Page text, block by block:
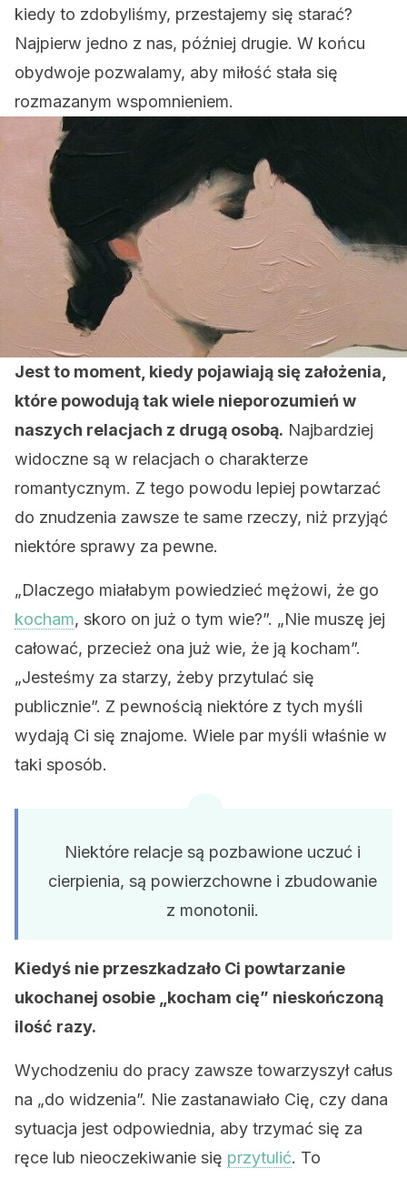
kiedy to zdobyliśmy, przestajemy się starać?
Najpierw jedno z nas, później drugie. W końcu
obydwoje pozwalamy, aby miłość stała się
rozmazanym wspomnieniem.
Jest to moment, kiedy pojawiają się założenia,
które powodują tak wiele nieporozumień w
naszych relacjach z drugą osobą. Najbardziej
widoczne są w relacjach o charakterze
romantycznym. Z tego powodu lepiej powtarzać
do znudzenia zawsze te same rzeczy, niż przyjąć
niektóre sprawy za pewne.
„Dlaczego miałabym powiedzieć mężowi, że go
kocham, skoro on już o tym wie?”. „Nie muszę jej
całować, przecież ona już wie, że ją kocham”.
„Jesteśmy za starzy, żeby przytulać się
publicznie”. Z pewnością niektóre z tych myśli
wydają Ci się znajome. Wiele par myśli właśnie w
taki sposób.
Niektóre relacje są pozbawione uczuć i
cierpienia, są powierzchowne i zbudowanie
z monotonii.
Kiedyś nie przeszkadzało Ci powtarzanie
ukochanej osobie „kocham cię” nieskończoną
ilość razy.
Wychodzeniu do pracy zawsze towarzyszył całus
na „do widzenia”. Nie zastanawiało Cię, czy dana
sytuacja jest odpowiednia, aby trzymać się za
ręce lub nieoczekiwanie się przytulić. To